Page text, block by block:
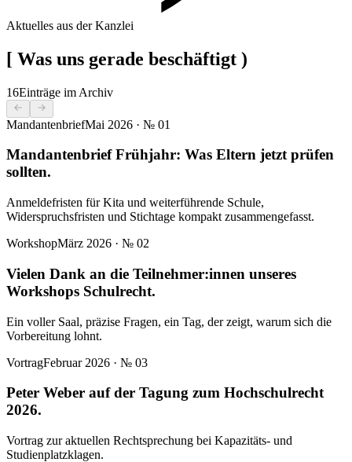
Aktuelles aus der Kanzlei
[ Was uns gerade beschäftigt )
16Einträge im Archiv
MandantenbriefMai 2026 · № 01
Mandantenbrief Frühjahr: Was Eltern jetzt prüfen
sollten.
Anmeldefristen für Kita und weiterführende Schule,
Widerspruchsfristen und Stichtage kompakt zusammengefasst.
WorkshopMärz 2026 · № 02
Vielen Dank an die Teilnehmer:innen unseres
Workshops Schulrecht.
Ein voller Saal, präzise Fragen, ein Tag, der zeigt, warum sich die
Vorbereitung lohnt.
VortragFebruar 2026 · № 03
Peter Weber auf der Tagung zum Hochschulrecht
2026.
Vortrag zur aktuellen Rechtsprechung bei Kapazitäts- und
Studienplatzklagen.